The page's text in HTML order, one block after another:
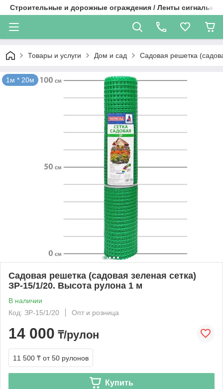
Строительные и дорожные ограждения / Ленты
Товары и услуги Дом и сад Садовая решетка
1м * 20м
Садовая решетка (садовая зеленая сетка)
ЗР-15/1/20. Высота рулона 1 м
В наличии
Код: ЗР-15/1/20
Опт и розница
14 000 ₸/рулон
11 500 ₸ от 50 рулонов
Купить